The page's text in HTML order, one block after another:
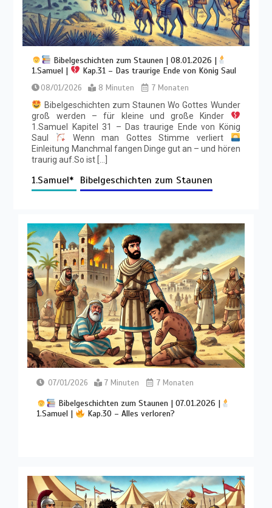
Bibelgeschichten zum Staunen | 08.01.2026 |
1.Samuel |
Kap.31 – Das traurige Ende von König Saul
08/01/2026 8 Minuten
7 Monaten
Bibelgeschichten zum Staunen Wo Gottes Wunder
groß werden – für kleine und große Kinder
1.Samuel Kapitel 31 – Das traurige Ende von König
Saul
Wenn man Gottes Stimme verliert
Einleitung Manchmal fangen Dinge gut an – und hören
traurig auf.So ist […]
1.Samuel* Bibelgeschichten zum Staunen
07/01/2026 7 Minuten 7 Monaten
Bibelgeschichten zum Staunen | 07.01.2026 |
1.Samuel |
Kap.30 – Alles verloren?